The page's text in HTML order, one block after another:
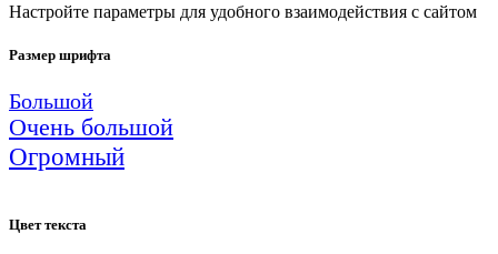
Настройте параметры для удобного взаимодействия с сайтом
Размер шрифта
Большой
Очень большой
Огромный
Цвет текста